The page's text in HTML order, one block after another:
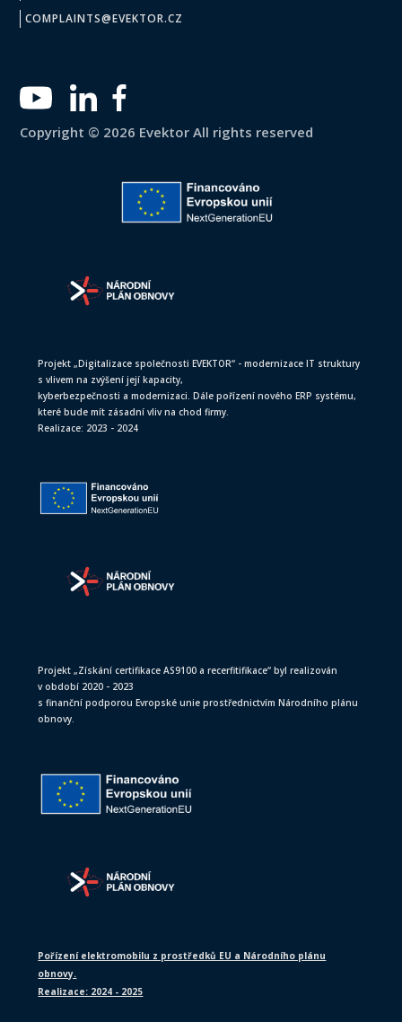
COMPLAINTS@EVEKTOR.CZ
Copyright © 2026 Evektor All rights reserved
Projekt „Digitalizace společnosti EVEKTOR“ - modernizace IT struktury
s vlivem na zvýšení její kapacity,
kyberbezpečnosti a modernizaci. Dále pořízení nového ERP systému,
které bude mít zásadní vliv na chod firmy.
Realizace: 2023 - 2024
Projekt „Získání certifikace AS9100 a recerfitifikace“ byl realizován
v období 2020 - 2023
s finanční podporou Evropské unie prostřednictvím Národního plánu
obnovy.
Pořízení elektromobilu z prostředků EU a Národního plánu
obnovy.
Realizace: 2024 - 2025